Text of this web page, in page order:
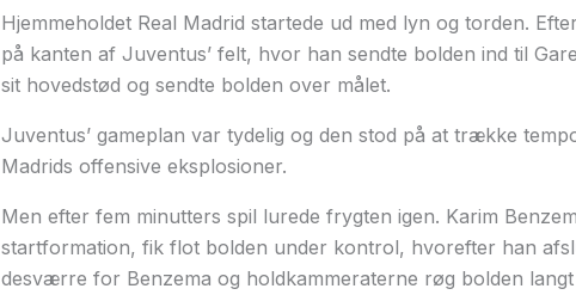
Hjemmeholdet Real Madrid startede ud med lyn og torden.
på kanten af Juventus’ felt, hvor han sendte bolden ind til
sit hovedstød og sendte bolden over målet.
Juventus’ gameplan var tydelig og den stod på at trække
Madrids offensive eksplosioner.
Men efter fem minutters spil lurede frygten igen. Karim
startformation, fik flot bolden under kontrol, hvorefter han
desværre for Benzema og holdkammeraterne røg bolden